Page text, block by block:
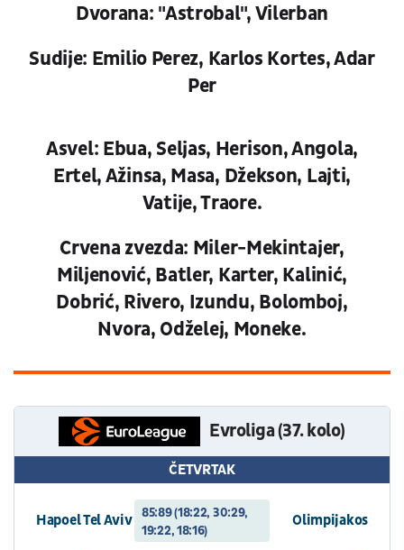
Dvorana: "Astrobal", Vilerban
Sudije: Emilio Perez, Karlos Kortes, Adar
Per
Asvel: Ebua, Seljas, Herison, Angola,
Ertel, Ažinsa, Masa, Džekson, Lajti,
Vatije, Traore.
Crvena zvezda: Miler-Mekintajer,
Miljenović, Batler, Karter, Kalinić,
Dobrić, Rivero, Izundu, Bolomboj,
Nvora, Odželej, Moneke.
Evroliga (37. kolo)
ČETVRTAK
Hapoel Tel Aviv
85:89 (18:22, 30:29,
19:22, 18:16)
Olimpijakos